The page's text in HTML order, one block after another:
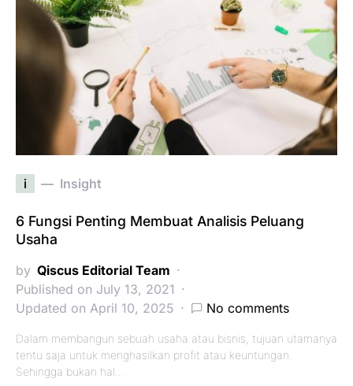
i Insight
6 Fungsi Penting Membuat Analisis Peluang
Usaha
by Qiscus Editorial Team
Published on July 13, 2021
Updated on April 10, 2025
No comments
Dalam membangun sebuah usaha atau bisnis, tujuan utamanya
tentu saja untuk menghasilkan profit atau keuntungan.
Sehingga bukan hal…